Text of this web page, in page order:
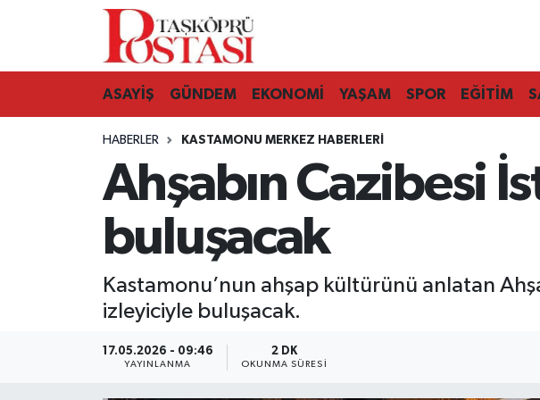
ASAYİŞ GÜNDEM EKONOMİ YAŞAM SPOR EĞİTİM
HABERLER KASTAMONU MERKEZ HABERLERI
Ahşabın Cazibesi
buluşacak
Kastamonu’nun ahşap kültürünü anlatan
izleyiciyle buluşacak.
17.05.2026 - 09:46
YAYINLANMA
2 DK
OKUNMA SÜRESI
Kastamonu Vefat Edenler
Araç Haberleri
Azdavay Haberleri
Bozkurt Haberleri